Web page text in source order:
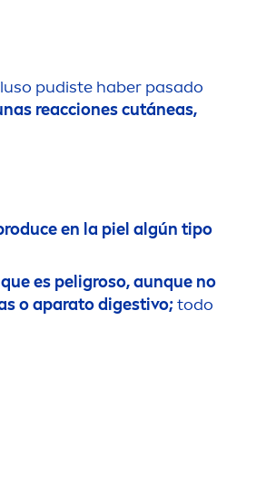
pudiste haber pasado
reacciones cutáneas,
en la piel algún tipo
es peligroso, aunque no
o aparato digestivo;todo